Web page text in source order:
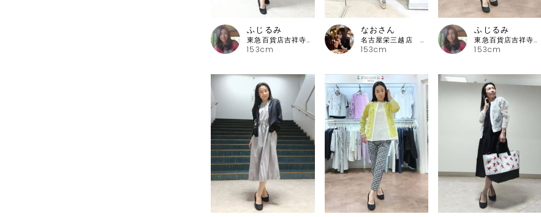
153cm
ふじるみ
東急百貨店吉祥寺店 ピッコーネ
153cm
なおさん
名古屋栄三越店 ピッコーネ
153cm
ふじるみ
東急百貨店吉祥寺店 ピッコーネ